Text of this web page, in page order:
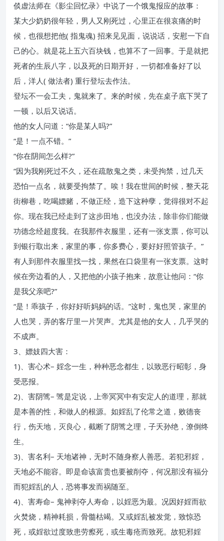
倓虚法师在《影尘回忆录》中说了一个饿鬼报应的故事：
某大少奶奶很年轻，男人又刚死过，心里正在很哀痛的时
候，也很想把他( 指鬼魂) 招来见见面，说说话，安慰一下自
己的心。就是花上五六百块钱，也算不了一回事。于是就把
死者的生辰八字，以及死的日期开好，一切都准备好了以
后，洋人( 做法者) 重行登坛去作法。
登坛不一会工夫，鬼就来了。来的时候，先在桌子底下哭了
一顿，以后又说话。
他的女人问道：“你是某人吗?”
“是！一点不错。”
“你在阴间怎么样?”
“因为我刚死过不久，还在疏散鬼之类，未受拘禁，过几天
恐怕一点名，就要受拘禁了。唉！我在世间的时候，整天花
街柳巷，吃喝嫖赌，不做正经，造下这种孽，觉得很对不起
你。现在我已经走到了这步田地，也没办法，除非你们能做
功德念经超度我。在我那件衣服里，还有一张支票，你可以
到银行取出来，家里的事，你多费心，要好好照管孩子。”
有人到那件衣服里找一找，果然在口袋里有一张支票。这时
候在旁边看的人，又把他的小孩子抱来，故意让他问：“你
是我父亲吧?”
“是！乖孩子，你好好听妈妈的话。”这时，鬼也哭，家里的
人也哭，弄的客厅里一片哭声。尤其是他的女人，几乎哭的
不成声。
3、嫖妓四大害：
1)、害心术– 婬念一生，种种恶念都生，以致恶行昭彰，身
受恶报。
2)、害阴骘– 骘是定说，上帝冥冥中有安定人的道理，那就
是本善的性，和做人的根源。如婬乱了伦常之道，败德丧
行，伤天地，灭良心，截断了阴骘之理，子夭孙绝，潦倒终
生。
3)、害名利– 天地诸神，无时不随身察人善恶。若犯邪婬，
天地必不能容。即是命该富贵也要被削夺，何况那没有福分
而犯婬乱的人，恐将事发而祸随至。
4)、害寿命– 鬼神剥夺人寿命，以婬恶为最。况因好婬而欲
火焚烧，精神耗损，骨髓枯竭。又或婬乱被发觉，致惊恐
死，或婬欲过度致患劳瘵死，或生毒疮而致死。故犯邪婬